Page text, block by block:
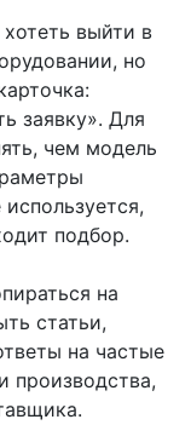
выйти в
но
заявку». Для
чем модель
подбор.
на
статьи,
на частые
производства,